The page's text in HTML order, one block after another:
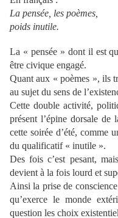
La pensée, les poèmes,
poids inutile.
La « pensée » dont il est
être civique engagé.
Quant aux « poèmes », ils
au sujet du sens de
Cette double activité,
présent l’épine dorsale
cette soirée d’été, comme
du qualificatif « inutile ».
Des fois c’est pesant,
devient à la fois lourd et
Ainsi la prise de
qu’exerce le monde
question les choix